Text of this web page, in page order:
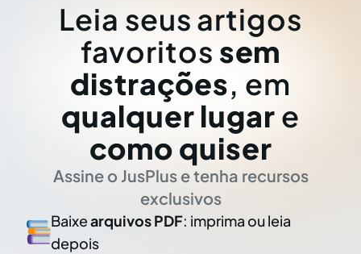
Leia seus artigos
favoritos sem
distrações, em
qualquer lugar e
como quiser
Assine o JusPlus e tenha recursos
exclusivos
Baixearquivos PDF: imprima ou leia
depois